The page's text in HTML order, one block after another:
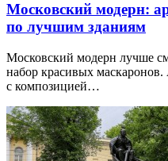
Московский модерн:
по лучшим зданиям
Московский модерн лучше
набор красивых
с композицией…